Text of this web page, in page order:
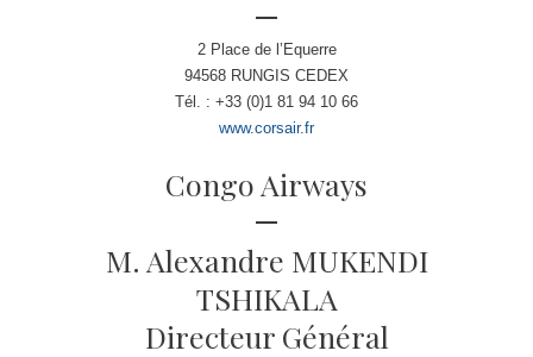
2 Place de l’Equerre
94568 RUNGIS CEDEX
Tél. : +33 (0)1 81 94 10 66
www.corsair.fr
Congo Airways
M. Alexandre MUKENDI
TSHIKALA
Directeur Général